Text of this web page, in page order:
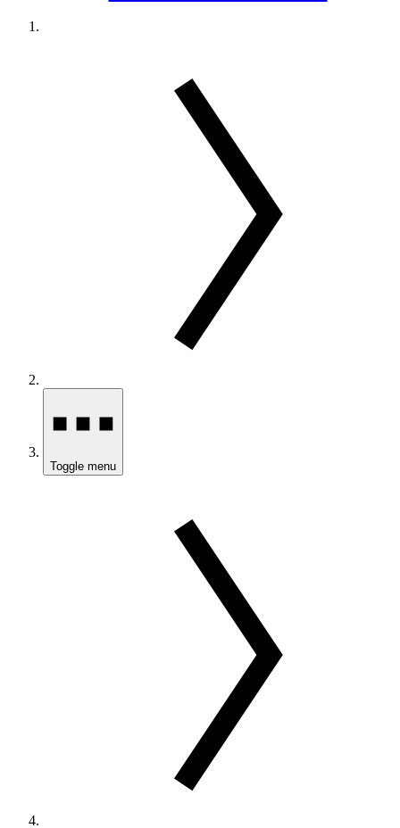
Toggle menu